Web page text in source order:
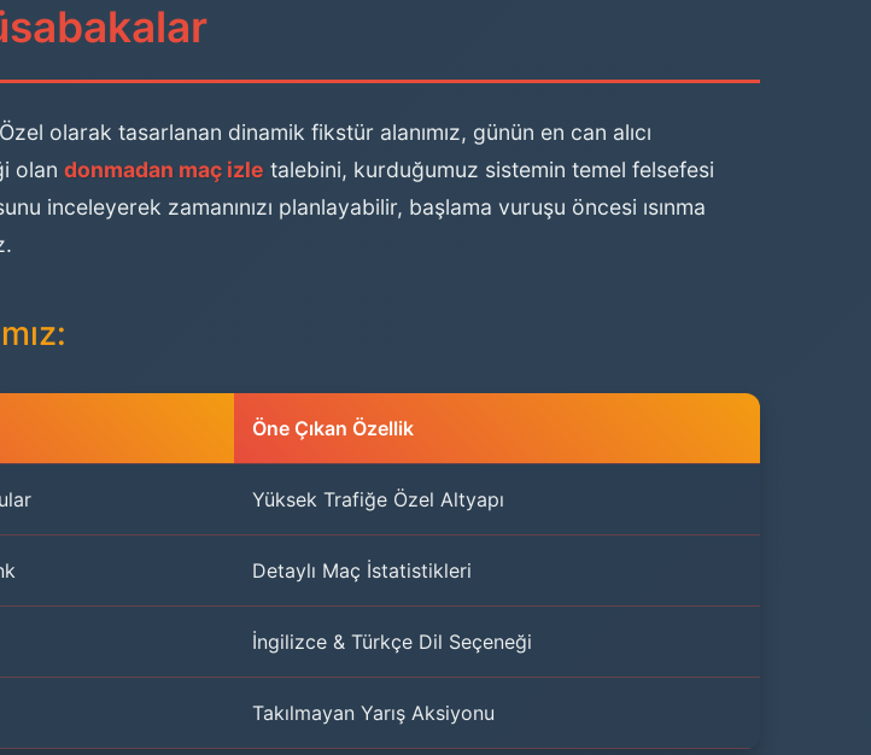
olarak tasarlanan dinamik fikstür alanımız, günün en can alıcı
olan donmadan maç izle talebini, kurduğumuz sistemin temel felsefesi
inceleyerek zamanınızı planlayabilir, başlama vuruşu öncesi ısınma
Öne Çıkan Özellik
Yüksek Trafiğe Özel Altyapı
Detaylı Maç İstatistikleri
İngilizce & Türkçe Dil Seçeneği
Takılmayan Yarış Aksiyonu